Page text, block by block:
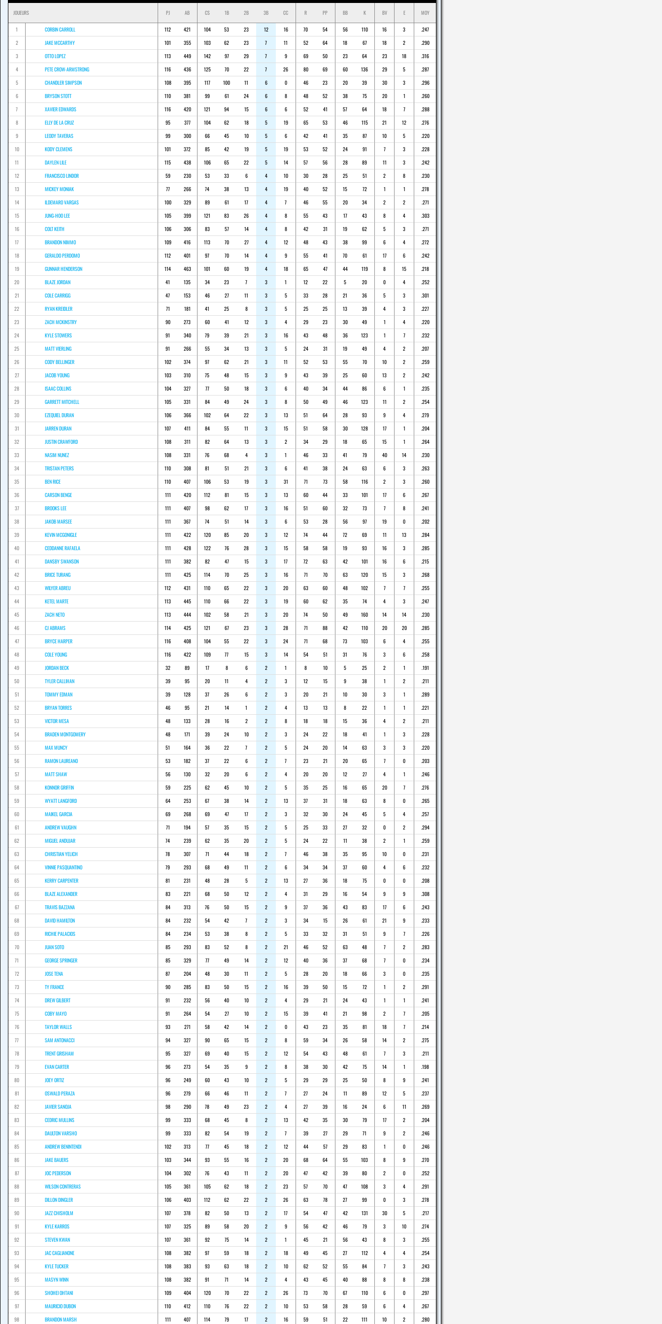
JOUEURS PJ AB CS 1B 2B 3B CC R PP BB K BV E MOY
1 CORBIN CARROLL 112 421 104 53 23 12 16 70 54 56 110 16 3
.247
2
JAKE MCCARTHY 101 355 103 62 23 7 11 52 64 18 67 18 2
.290
3
OTTO LOPEZ 113 449 142 97 29 7 9 69 50 23 64 23 18
.316
4
PETE CROW-ARMSTRONG 116 436 125 70 22 7 26 80 69 60 136 29 5
.287
5
CHANDLER SIMPSON 108 395 117 100 11 6 0 46 23 20 39 30 3
.296
6
BRYSON STOTT 110 381 99 61 24 6 8 48 52 38 75 20 1
.260
7
XAVIER EDWARDS 116 420 121 94 15 6 6 52 41 57 64 18 7
.288
8
ELLY DE LA CRUZ 95 377 104 62 18 5 19 65 53 46 115 21 12
.276
9
LEODY TAVERAS 99 300 66 45 10 5 6 42 41 35 87 10 5
.220
10
KODY CLEMENS 101 372 85 42 19 5 19 53 52 24 91 7 3
.228
11
DAYLEN LILE 115 438 106 65 22 5 14 57 56 28 89 11 3
.242
12
FRANCISCO LINDOR 59 230 53 33 6 4 10 30 28 25 51 2 8
.230
13
MICKEY MONIAK 77 266 74 38 13 4 19 40 52 15 72 1 1
.278
14
ILDEMARO VARGAS 100 329 89 61 17 4 7 46 55 20 34 2 2
.271
15
JUNG-HOO LEE 105 399 121 83 26 4 8 55 43 17 43 8 4
.303
16
COLT KEITH 106 306 83 57 14 4 8 42 31 19 62 5 3
.271
17
BRANDON NIMMO 109 416 113 70 27 4 12 48 43 38 99 6 4
.272
18
GERALDO PERDOMO 112 401 97 70 14 4 9 55 41 70 61 17 6
.242
19
GUNNAR HENDERSON 114 463 101 60 19 4 18 65 47 44 119 8 15
.218
20
BLAZE JORDAN 41 135 34 23 7 3 1 12 22 5 20 0 4
.252
21
COLE CARRIGG 47 153 46 27 11 3 5 33 28 21 36 5 3
.301
22
RYAN KREIDLER 71 181 41 25 8 3 5 25 25 13 39 4 3
.227
23
ZACH MCKINSTRY 90 273 60 41 12 3 4 29 23 30 49 1 4
.220
24
KYLE STOWERS 91 340 79 39 21 3 16 43 48 36 123 1 7
.232
25
MATT VIERLING 91 266 55 34 13 3 5 24 31 19 49 4 2
.207
26
CODY BELLINGER 102 374 97 62 21 3 11 52 53 55 70 10 2
.259
27
JACOB YOUNG 103 310 75 48 15 3 9 43 39 25 60 13 2
.242
28
ISAAC COLLINS 104 327 77 50 18 3 6 40 34 44 86 6 1
.235
29
GARRETT MITCHELL 105 331 84 49 24 3 8 50 49 46 123 11 2
.254
30
EZEQUIEL DURAN 106 366 102 64 22 3 13 51 64 28 93 9 4
.279
31
JARREN DURAN 107 411 84 55 11 3 15 51 58 30 128 17 1
.204
32
JUSTIN CRAWFORD 108 311 82 64 13 3 2 34 29 18 65 15 1
.264
33
NASIM NUNEZ 108 331 76 68 4 3 1 46 33 41 79 40 14
.230
34
TRISTAN PETERS 110 308 81 51 21 3 6 41 38 24 63 6 3
.263
35
BEN RICE 110 407 106 53 19 3 31 71 73 58 116 2 3
.260
36
CARSON BENGE 111 420 112 81 15 3 13 60 44 33 101 17 6
.267
37
BROOKS LEE 111 407 98 62 17 3 16 51 60 32 73 7 8
.241
38
JAKOB MARSEE 111 367 74 51 14 3 6 53 28 56 97 19 0
.202
39
KEVIN MCGONIGLE 111 422 120 85 20 3 12 74 44 72 69 11 13
.284
40
CEDDANNE RAFAELA 111 428 122 76 28 3 15 58 58 19 93 16 3
.285
41
DANSBY SWANSON 111 382 82 47 15 3 17 72 63 42 101 16 6
.215
42
BRICE TURANG 111 425 114 70 25 3 16 71 70 63 120 15 3
.268
43
WILYER ABREU 112 431 110 65 22 3 20 63 60 48 102 7 7
.255
44
KETEL MARTE 113 445 110 66 22 3 19 60 62 35 74 4 3
.247
45
ZACH NETO 113 444 102 58 21 3 20 74 50 49 160 14 14
.230
46
CJ ABRAMS 114 425 121 67 23 3 28 71 88 42 110 20 20
.285
47
BRYCE HARPER 116 408 104 55 22 3 24 71 68 73 103 6 4
.255
48
COLE YOUNG 116 422 109 77 15 3 14 54 51 31 76 3 6
.258
49
JORDAN BECK 32 89 17 8 6 2 1 8 10 5 25 2 1
.191
50
TYLER CALLIHAN 39 95 20 11 4 2 3 12 15 9 38 1 2
.211
51
TOMMY EDMAN 39 128 37 26 6 2 3 20 21 10 30 3 1
.289
52
BRYAN TORRES 46 95 21 14 1 2 4 13 13 8 22 1 1
.221
53
VICTOR MESA 48 133 28 16 2 2 8 18 18 15 36 4 2
.211
54
BRADEN MONTGOMERY 48 171 39 24 10 2 3 24 22 18 41 1 3
.228
55
MAX MUNCY 51 164 36 22 7 2 5 24 20 14 63 3 3
.220
56
RAMON LAUREANO 53 182 37 22 6 2 7 23 21 20 65 7 0
.203
57
MATT SHAW 56 130 32 20 6 2 4 20 20 12 27 4 1
.246
58
KONNOR GRIFFIN 59 225 62 45 10 2 5 35 25 16 65 20 7
.276
59
WYATT LANGFORD 64 253 67 38 14 2 13 37 31 18 63 8 0
.265
60
MAIKEL GARCIA 69 268 69 47 17 2 3 32 30 24 45 5 4
.257
61
ANDREW VAUGHN 71 194 57 35 15 2 5 25 33 27 32 0 2
.294
62
MIGUEL ANDUJAR 74 239 62 35 20 2 5 24 22 11 38 2 1
.259
63
CHRISTIAN YELICH 78 307 71 44 18 2 7 46 38 35 95 10 0
.231
64
VINNIE PASQUANTINO 79 293 68 49 11 2 6 34 34 37 60 4 6
.232
65
KERRY CARPENTER 81 231 48 28 5 2 13 27 36 18 75 0 0
.208
66
BLAZE ALEXANDER 83 221 68 50 12 2 4 31 29 16 54 9 9
.308
67
TRAVIS BAZZANA 84 313 76 50 15 2 9 37 36 43 83 17 6
.243
68
DAVID HAMILTON 84 232 54 42 7 2 3 34 15 26 61 21 9
.233
69
RICHIE PALACIOS 84 234 53 38 8 2 5 33 32 31 51 9 7
.226
70
JUAN SOTO 85 293 83 52 8 2 21 46 52 63 48 7 2
.283
71
GEORGE SPRINGER 85 329 77 49 14 2 12 40 36 37 68 7 0
.234
72
JOSE TENA 87 204 48 30 11 2 5 28 20 18 66 3 0
.235
73
TY FRANCE 90 285 83 50 15 2 16 39 50 15 72 1 2
.291
74
DREW GILBERT 91 232 56 40 10 2 4 29 21 24 43 1 1
.241
75
COBY MAYO 91 264 54 27 10 2 15 39 41 21 98 2 7
.205
76
TAYLOR WALLS 93 271 58 42 14 2 0 43 23 35 81 18 7
.214
77
SAM ANTONACCI 94 327 90 65 15 2 8 59 34 26 58 14 2
.275
78
TRENT GRISHAM 95 327 69 40 15 2 12 54 43 48 61 7 3
.211
79
EVAN CARTER 96 273 54 35 9 2 8 38 30 42 75 14 1
.198
80
JOEY ORTIZ 96 249 60 43 10 2 5 29 29 25 50 8 9
.241
81
OSWALD PERAZA 96 279 66 46 11 2 7 27 24 11 89 12 5
.237
82
JAVIER SANOJA 98 290 78 49 23 2 4 27 39 16 24 6 11
.269
83
CEDRIC MULLINS 99 333 68 45 8 2 13 42 35 30 79 17 2
.204
84
DAULTON VARSHO 99 333 82 54 19 2 7 39 27 29 71 9 2
.246
85
ANDREW BENINTENDI 102 313 77 45 18 2 12 44 57 29 83 1 0
.246
86
JAKE BAUERS 103 344 93 55 16 2 20 68 64 55 103 8 9
.270
87
JOC PEDERSON 104 302 76 43 11 2 20 47 42 39 80 2 0
.252
88
WILSON CONTRERAS 105 361 105 62 18 2 23 57 70 47 108 3 4
.291
89
DILLON DINGLER 106 403 112 62 22 2 26 63 78 27 99 0 3
.278
90
JAZZ CHISHOLM 107 378 82 50 13 2 17 54 47 42 131 30 5
.217
91
KYLE KARROS 107 325 89 58 20 2 9 56 42 46 79 3 10
.274
92
STEVEN KWAN 107 361 92 75 14 2 1 45 21 56 43 8 3
.255
93
JAC CAGLIANONE 108 382 97 59 18 2 18 49 45 27 112 4 4
.254
94
KYLE TUCKER 108 383 93 63 18 2 10 62 52 55 84 7 3
.243
95
MASYN WINN 108 382 91 71 14 2 4 43 45 40 88 8 8
.238
96
SHOHEI OHTANI 109 404 120 70 22 2 26 73 70 67 110 6 0
.297
97
MAURICIO DUBON 110 412 110 76 22 2 10 53 58 28 59 6 4
.267
98
BRANDON MARSH 111 407 114 79 17 2 16 59 51 22 111 10 2 .280